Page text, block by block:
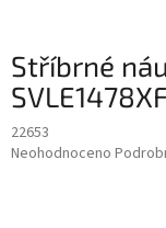
Stříbrné
22653
Průměrné
Neohodnoceno